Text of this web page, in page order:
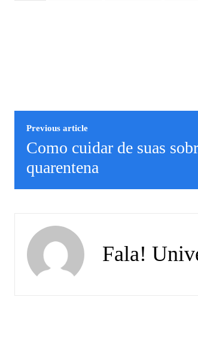
Previous article
Como cuidar de suas
quarentena
Fala!